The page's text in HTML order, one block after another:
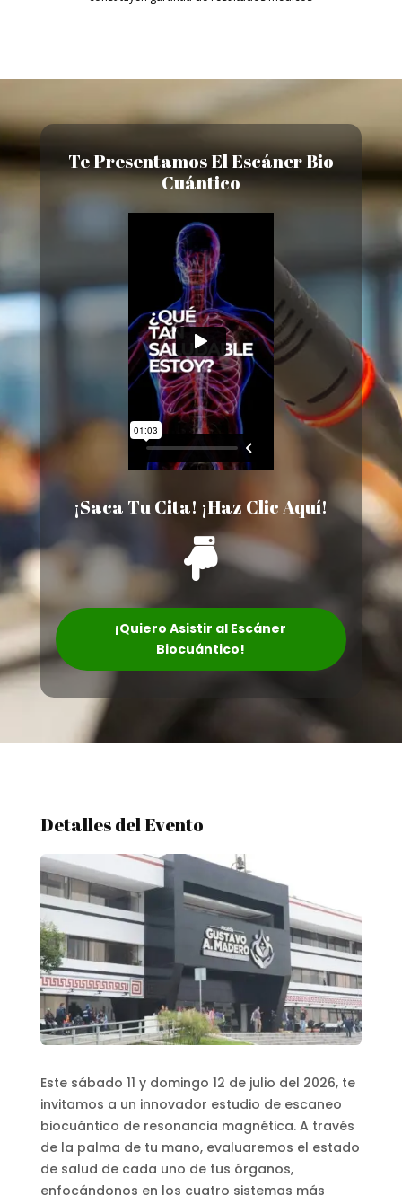
Te Presentamos El Escáner Bio
Cuántico
¡Saca Tu Cita! ¡Haz Clic Aquí!

¡Quiero Asistir al Escáner
Biocuántico!
Detalles del Evento
Este sábado 11 y domingo 12 de julio del 2026, te
invitamos a un innovador estudio de escaneo
biocuántico de resonancia magnética. A través
de la palma de tu mano, evaluaremos el estado
de salud de cada uno de tus órganos,
enfocándonos en los cuatro sistemas más